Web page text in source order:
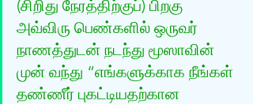
(சிறிது நேரத்திற்குப்) பிறகு
அவ்விரு பெண்களில் ஒருவர்
நாணத்துடன் நடந்து மூஸாவின்
முன் வந்து “எங்களுக்காக நீங்கள்
தண்ணீர் புகட்டியதற்கான